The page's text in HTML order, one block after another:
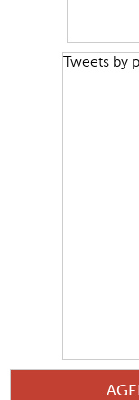
Tweets by